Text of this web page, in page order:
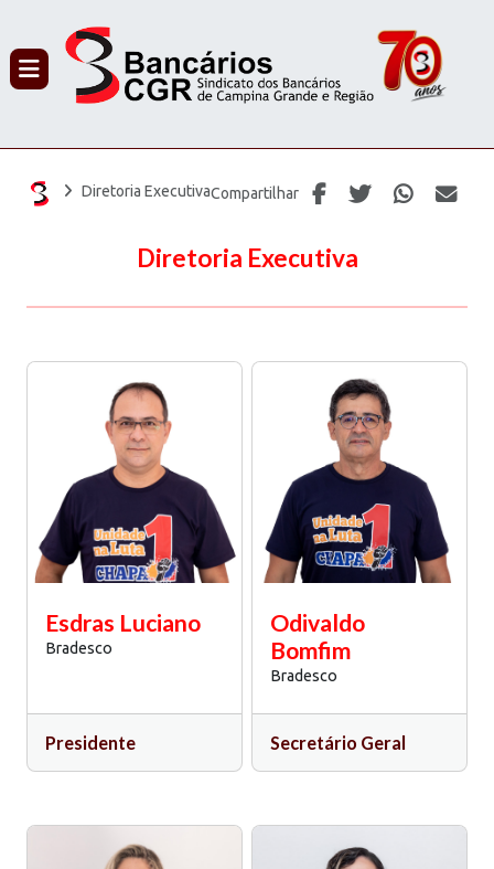
Diretoria ExecutivaCompartilhar
Diretoria Executiva
Esdras Luciano
Bradesco
Presidente
Odivaldo
Bomfim
Bradesco
Secretário Geral